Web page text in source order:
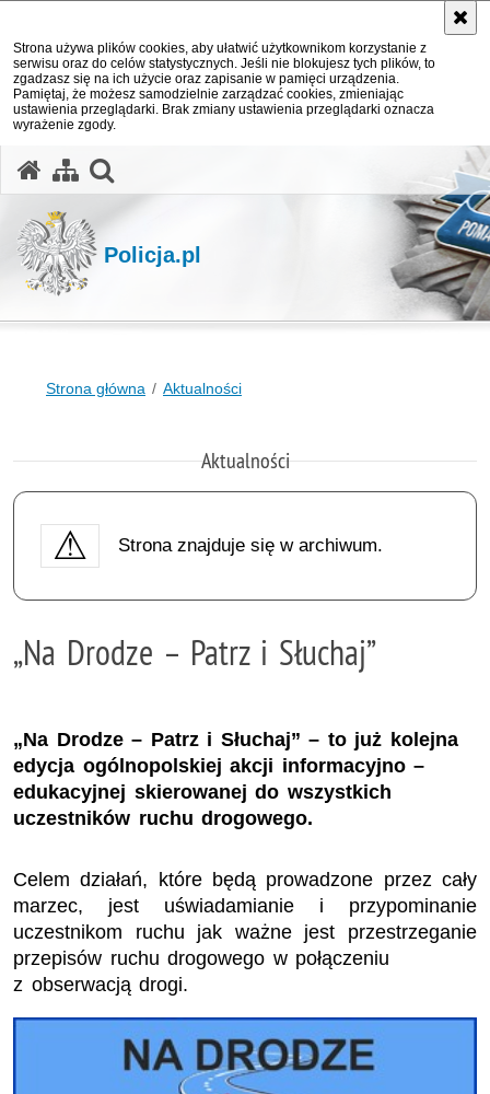
Strona używa plików cookies, aby ułatwić użytkownikom korzystanie z
serwisu oraz do celów statystycznych. Jeśli nie blokujesz tych plików, to
zgadzasz się na ich użycie oraz zapisanie w pamięci urządzenia.
Pamiętaj, że możesz samodzielnie zarządzać cookies, zmieniając
ustawienia przeglądarki. Brak zmiany ustawienia przeglądarki oznacza
wyrażenie zgody.
Policja.pl
Strona główna Aktualności
Aktualności
Strona znajduje się w archiwum.
„Na Drodze – Patrz i Słuchaj”
„Na Drodze – Patrz i Słuchaj” – to już kolejna
edycja ogólnopolskiej akcji informacyjno –
edukacyjnej skierowanej do wszystkich
uczestników ruchu drogowego.
Celem działań, które będą prowadzone przez cały
marzec, jest uświadamianie i przypominanie
uczestnikom ruchu jak ważne jest przestrzeganie
przepisów ruchu drogowego w połączeniu
z obserwacją drogi.